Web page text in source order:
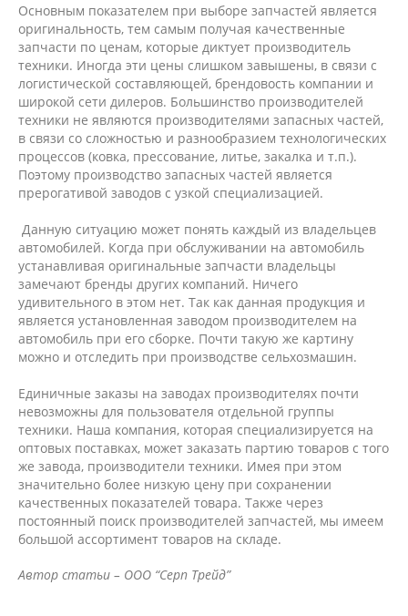
Основным показателем при выборе запчастей является
оригинальность, тем самым получая качественные
запчасти по ценам, которые диктует производитель
техники. Иногда эти цены слишком завышены, в связи с
логистической составляющей, брендовость компании и
широкой сети дилеров. Большинство производителей
техники не являются производителями запасных частей,
в связи со сложностью и разнообразием технологических
процессов (ковка, прессование, литье, закалка и т.п.).
Поэтому производство запасных частей является
прерогативой заводов с узкой специализацией.
Данную ситуацию может понять каждый из владельцев
автомобилей. Когда при обслуживании на автомобиль
устанавливая оригинальные запчасти владельцы
замечают бренды других компаний. Ничего
удивительного в этом нет. Так как данная продукция и
является установленная заводом производителем на
автомобиль при его сборке. Почти такую ​​же картину
можно и отследить при производстве сельхозмашин.
Единичные заказы на заводах производителях почти
невозможны для пользователя отдельной группы
техники. Наша компания, которая специализируется на
оптовых поставках, может заказать партию товаров с того
же завода, производители техники. Имея при этом
значительно более низкую цену при сохранении
качественных показателей товара. Также через
постоянный поиск производителей запчастей, мы имеем
большой ассортимент товаров на складе.
Автор статьи – ООО “Серп Трейд”